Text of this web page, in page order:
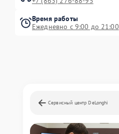
Время работы
Ежедневно с 9:00 до 21:00
Сервисный центр DeLonghi